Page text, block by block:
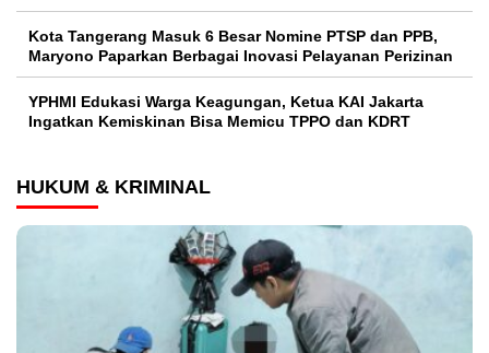
Kota Tangerang Masuk 6 Besar Nomine PTSP dan PPB,
Maryono Paparkan Berbagai Inovasi Pelayanan Perizinan
YPHMI Edukasi Warga Keagungan, Ketua KAI Jakarta
Ingatkan Kemiskinan Bisa Memicu TPPO dan KDRT
HUKUM & KRIMINAL